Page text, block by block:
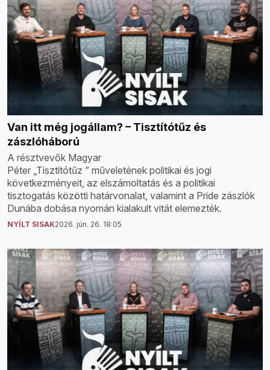
Van itt még jogállam? – Tisztítótűz és
zászlóháború
A résztvevők Magyar
Péter „Tisztítótűz ” műveletének politikai és jogi
következményeit, az elszámoltatás és a politikai
tisztogatás közötti határvonalat, valamint a Pride zászlók
Dunába dobása nyomán kialakult vitát elemezték.
NYÍLT SISAK2026. jún. 26. 18:05